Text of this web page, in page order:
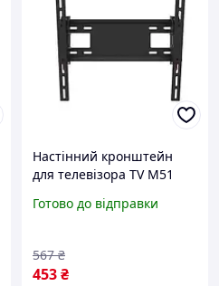
Настінний кронштейн
для телевізора TV M51
65 дюймів buzyna
Готово до відправки
453₴
567 ₴